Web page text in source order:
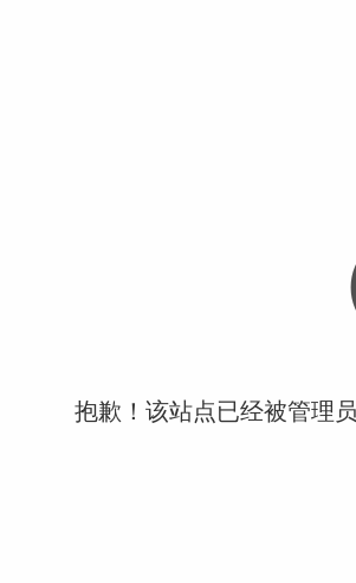
抱歉！该站点已经被管理